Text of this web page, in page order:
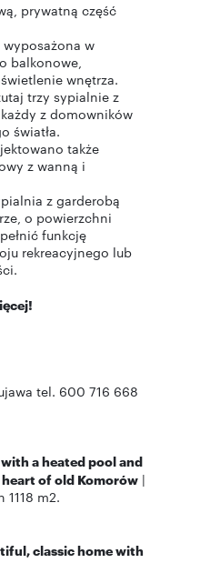
prywatną część
wyposażona w
balkonowe,
wnętrza.
trzy sypialnie z
z domowników
światła.
także
z wanną i
z garderobą
o powierzchni
funkcję
rekreacyjnego lub
tel. 600 716 668
a heated pool and
of old Komorów |
1118 m2.
classic home with